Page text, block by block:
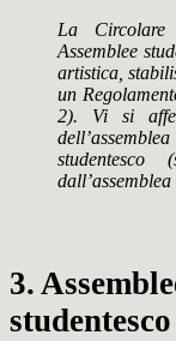
La
Assemblee
artistica,
un
2). Vi si
dall’assemblea
3.
studentesco